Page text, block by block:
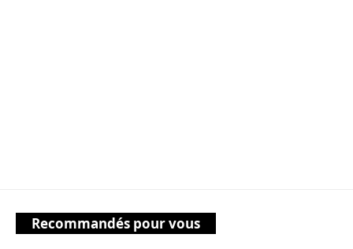
Recommandés pour vous